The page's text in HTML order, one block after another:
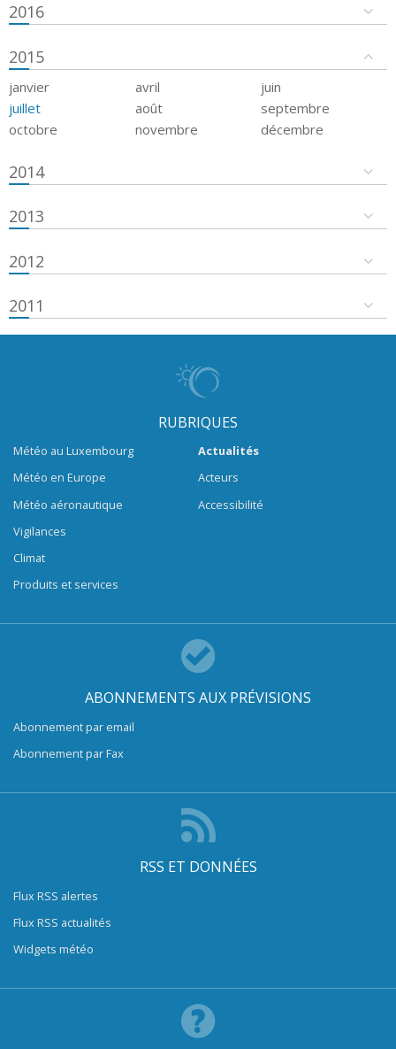
2016
2015
janvier avril
juin
juillet
août
septembre
octobre
novembre décembre
2014
2013
2012
2011
RUBRIQUES
Météo au Luxembourg
Météo en Europe
Météo aéronautique
Vigilances
Climat
Produits et services
Actualités
Acteurs
Accessibilité
ABONNEMENTS AUX PRÉVISIONS
Abonnement par email
Abonnement par Fax
RSS ET DONNÉES
Flux RSS alertes
Flux RSS actualités
Widgets météo